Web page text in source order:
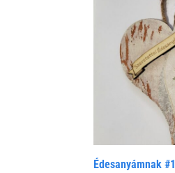
Édesanyámnak #1